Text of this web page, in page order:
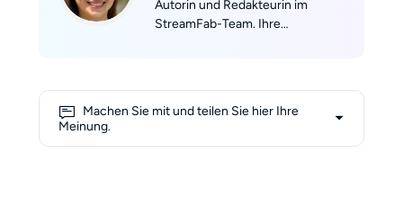
Autorin und Redakteurin im
StreamFab-Team. Ihre
Verständnis für gesellschaftliche
Machen Sie mit und teilen Sie hier Ihre
Meinung.